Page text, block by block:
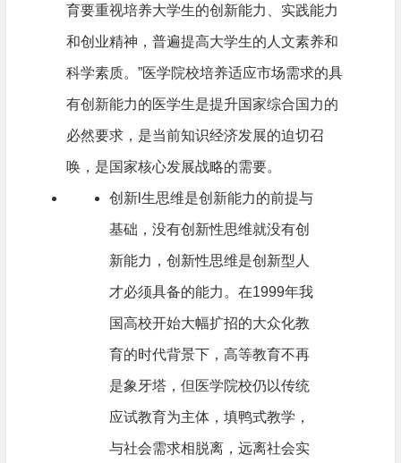
育要重视培养大学生的创新能力、实践能力
和创业精神，普遍提高大学生的人文素养和
科学素质。”医学院校培养适应市场需求的具
有创新能力的医学生是提升国家综合国力的
必然要求，是当前知识经济发展的迫切召
唤，是国家核心发展战略的需要。
创新l生思维是创新能力的前提与
基础，没有创新性思维就没有创
新能力，创新性思维是创新型人
才必须具备的能力。在1999年我
国高校开始大幅扩招的大众化教
育的时代背景下，高等教育不再
是象牙塔，但医学院校仍以传统
应试教育为主体，填鸭式教学，
与社会需求相脱离，远离社会实